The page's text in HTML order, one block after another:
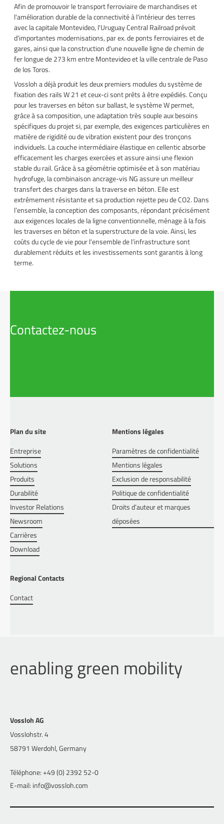
Afin de promouvoir le transport ferroviaire de marchandises et
l'amélioration durable de la connectivité à l'intérieur des terres
avec la capitale Montevideo, l'Uruguay Central Railroad prévoit
d'importantes modernisations, par ex. de ponts ferroviaires et de
gares, ainsi que la construction d'une nouvelle ligne de chemin de
fer longue de 273 km entre Montevideo et la ville centrale de Paso
de los Toros.
Vossloh a déjà produit les deux premiers modules du système de
fixation des rails W 21 et ceux-ci sont prêts à être expédiés. Conçu
pour les traverses en béton sur ballast, le système W permet,
grâce à sa composition, une adaptation très souple aux besoins
spécifiques du projet si, par exemple, des exigences particulières en
matière de rigidité ou de vibration existent pour des tronçons
individuels. La couche intermédiaire élastique en cellentic absorbe
efficacement les charges exercées et assure ainsi une flexion
stable du rail. Grâce à sa géométrie optimisée et à son matériau
hydrofuge, la combinaison ancrage-vis NG assure un meilleur
transfert des charges dans la traverse en béton. Elle est
extrêmement résistante et sa production rejette peu de CO2. Dans
l’ensemble, la conception des composants, répondant précisément
aux exigences locales de la ligne conventionnelle, ménage à la fois
les traverses en béton et la superstructure de la voie. Ainsi, les
coûts du cycle de vie pour l’ensemble de l’infrastructure sont
durablement réduits et les investissements sont garantis à long
terme.
Contactez-nous
Plan du site
Entreprise
Solutions
Produits
Durabilité
Investor Relations
Newsroom
Carrières
Download
Mentions légales
Paramètres de confidentialité
Mentions légales
Exclusion de responsabilité
Politique de confidentialité
Droits d’auteur et marques
déposées
Regional Contacts
Contact
enabling green mobility
Vossloh AG
Vosslohstr. 4
58791 Werdohl, Germany
Téléphone: +49 (0) 2392 52-0
E-mail: info@vossloh.com